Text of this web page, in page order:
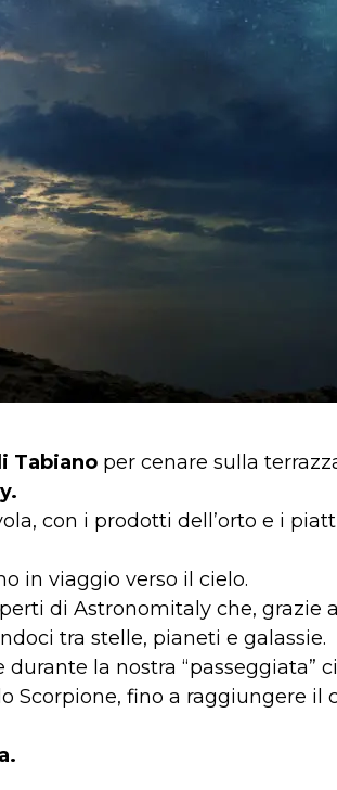
Tabiano per cenare sulla
con i prodotti dell’orto e i
in viaggio verso il cielo.
di Astronomitaly che, grazie
tra stelle, pianeti e galassie.
la nostra “passeggiata”
Scorpione, fino a raggiungere il